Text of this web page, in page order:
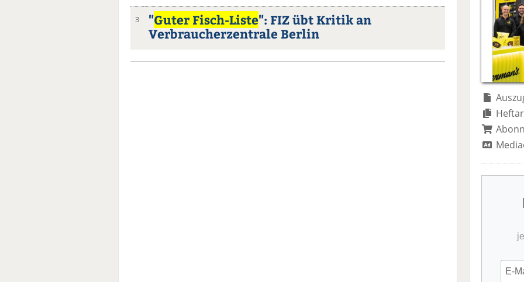
3 "Guter Fisch-Liste": FIZ übt Kritik an
Verbraucherzentrale Berlin